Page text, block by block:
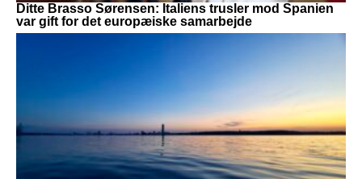
Ditte Brasso Sørensen: Italiens trusler mod Spanien
var gift for det europæiske samarbejde